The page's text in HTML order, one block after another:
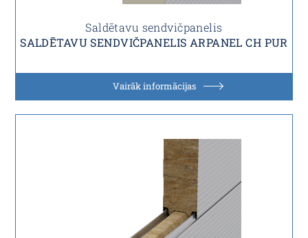
Saldētavu sendvičpanelis
SALDĒTAVU SENDVIČPANELIS ARPANEL CH PUR
Vairāk informācijas